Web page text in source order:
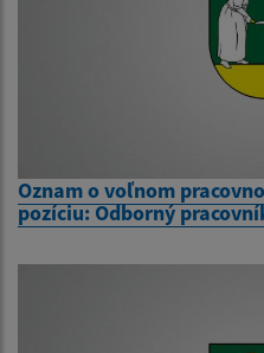
Oznam o voľnom
pozíciu: Odborný